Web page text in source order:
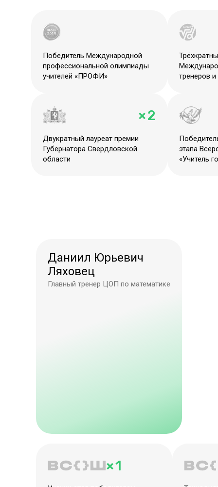
Победитель Международной
профессиональной олимпиады
учителей «ПРОФИ»
тренеров
× 2
Двукратный лауреат премии
Губернатора Свердловской
области
этапа
«Учитель
Даниил Юрьевич
Ляховец
Главный тренер ЦОП по математике
× 1